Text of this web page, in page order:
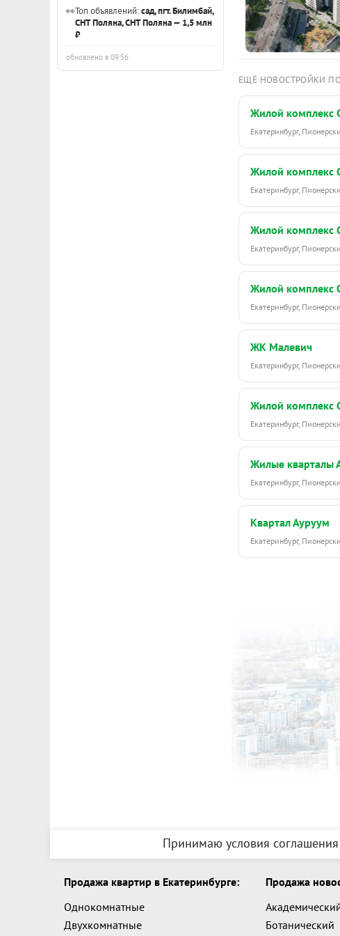
👀Топ объявлений:сад, пгт. Билимбай,
СНТ Поляна, СНТ Поляна — 1,5 млн
₽
обновлено в 09:56
ЕЩЁ НОВОСТРОЙКИ
Жилой комплекс
Екатеринбург,
Жилой комплекс
Екатеринбург,
Жилой комплекс
Екатеринбург,
Жилой комплекс
Екатеринбург,
ЖК Малевич
Екатеринбург,
Жилой комплекс
Екатеринбург,
Жилые кварталы
Екатеринбург,
Квартал Ауруум
Екатеринбург,
Принимаю условия
Продажа квартир в Екатеринбурге:
Однокомнатные
Двухкомнатные
Продажа
Ботанический